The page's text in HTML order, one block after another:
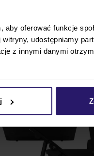
oferować funkcje
udostępniamy
z innymi danymi
zł 3 649,00 zł
cena 3 275,00 zł